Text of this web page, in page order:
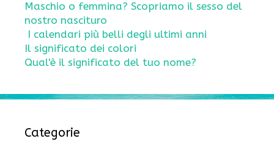
Maschio o femmina? Scopriamo il sesso del
nostro nascituro
I calendari più belli degli ultimi anni
Il significato dei colori
Qual'è il significato del tuo nome?
Categorie